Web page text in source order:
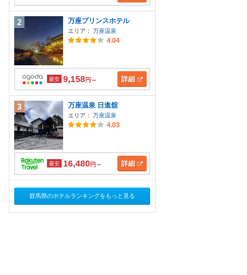
2 万座プリンスホテル
エリア： 万座温泉
4.04
最安 9,158円～ 詳細
3 万座温泉 日進舘
エリア： 万座温泉
4.03
最安 16,480円～ 詳細
群馬県のホテルランキングをもっと見る